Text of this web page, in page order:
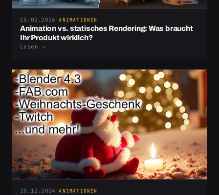
15.02.2026 ·ANIMATIONEN
Animation vs. statisches Rendering: Was braucht
Ihr Produkt wirklich?
Lesen →
20.12.2024 ·ANIMATIONEN